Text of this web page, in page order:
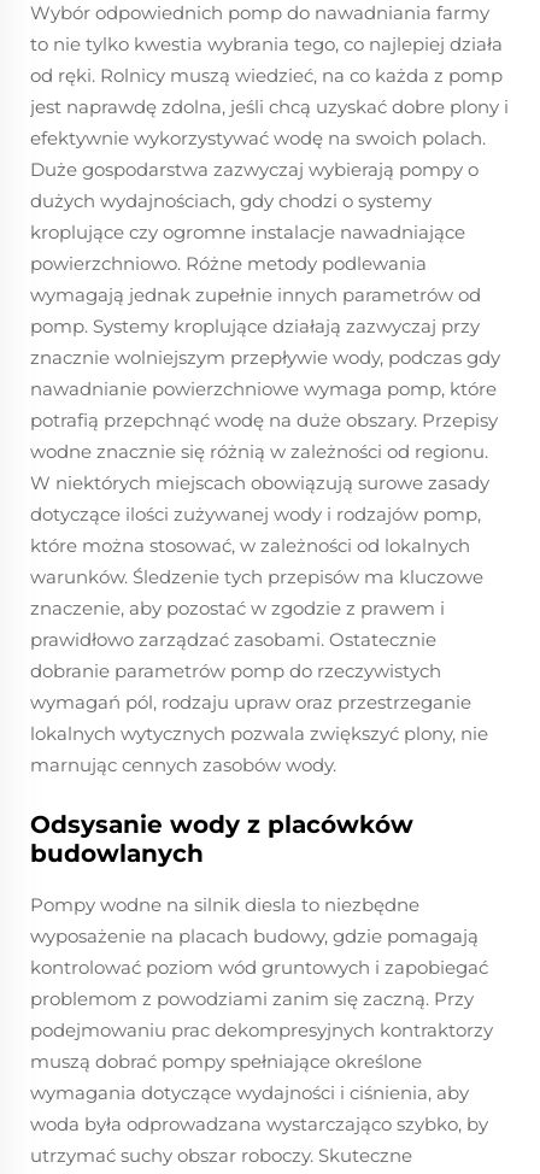
Wybór odpowiednich pomp do nawadniania farmy
to nie tylko kwestia wybrania tego, co najlepiej działa
od ręki. Rolnicy muszą wiedzieć, na co każda z pomp
jest naprawdę zdolna, jeśli chcą uzyskać dobre plony i
efektywnie wykorzystywać wodę na swoich polach.
Duże gospodarstwa zazwyczaj wybierają pompy o
dużych wydajnościach, gdy chodzi o systemy
kroplujące czy ogromne instalacje nawadniające
powierzchniowo. Różne metody podlewania
wymagają jednak zupełnie innych parametrów od
pomp. Systemy kroplujące działają zazwyczaj przy
znacznie wolniejszym przepływie wody, podczas gdy
nawadnianie powierzchniowe wymaga pomp, które
potrafią przepchnąć wodę na duże obszary. Przepisy
wodne znacznie się różnią w zależności od regionu.
W niektórych miejscach obowiązują surowe zasady
dotyczące ilości zużywanej wody i rodzajów pomp,
które można stosować, w zależności od lokalnych
warunków. Śledzenie tych przepisów ma kluczowe
znaczenie, aby pozostać w zgodzie z prawem i
prawidłowo zarządzać zasobami. Ostatecznie
dobranie parametrów pomp do rzeczywistych
wymagań pól, rodzaju upraw oraz przestrzeganie
lokalnych wytycznych pozwala zwiększyć plony, nie
marnując cennych zasobów wody.
Odsysanie wody z placówków
budowlanych
Pompy wodne na silnik diesla to niezbędne
wyposażenie na placach budowy, gdzie pomagają
kontrolować poziom wód gruntowych i zapobiegać
problemom z powodziami zanim się zaczną. Przy
podejmowaniu prac dekompresyjnych kontraktorzy
muszą dobrać pompy spełniające określone
wymagania dotyczące wydajności i ciśnienia, aby
woda była odprowadzana wystarczająco szybko, by
utrzymać suchy obszar roboczy. Skuteczne